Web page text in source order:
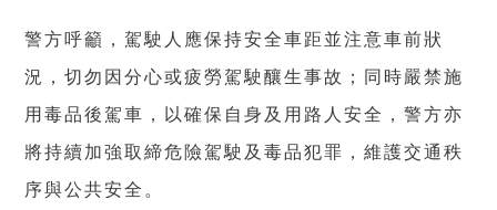
警方呼籲，駕駛人應保持安全車距並注意車前狀
況，切勿因分心或疲勞駕駛釀生事故；同時嚴禁施
用毒品後駕車，以確保自身及用路人安全，警方亦
將持續加強取締危險駕駛及毒品犯罪，維護交通秩
序與公共安全。